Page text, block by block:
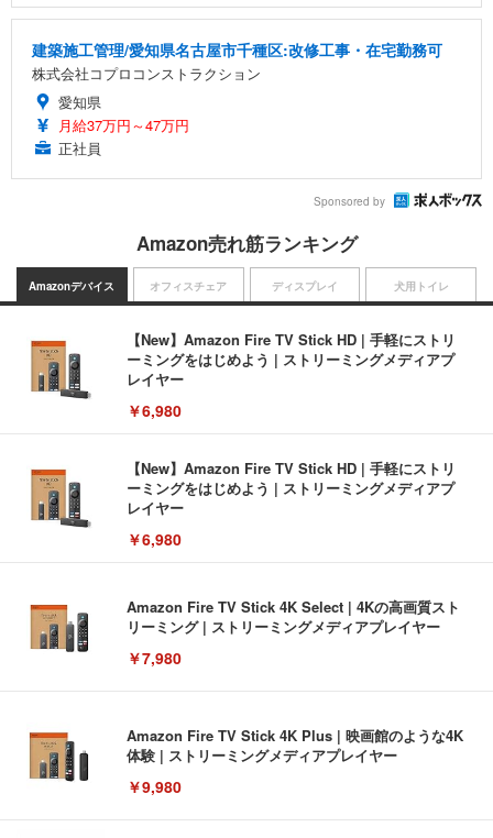
建築施工管理/愛知県名古屋市千種区:改修工事・在宅勤務可
株式会社コプロコンストラクション
愛知県
月給37万円～47万円
正社員
Sponsored by
Amazon売れ筋ランキング
Amazonデバイス
【New】Amazon Fire TV Stick HD | 手軽にストリ
ーミングをはじめよう | ストリーミングメディアプ
レイヤー
￥6,980
【New】Amazon Fire TV Stick HD | 手軽にストリ
ーミングをはじめよう | ストリーミングメディアプ
レイヤー
￥6,980
Amazon Fire TV Stick 4K Select | 4Kの高画質スト
リーミング | ストリーミングメディアプレイヤー
￥7,980
Amazon Fire TV Stick 4K Plus | 映画館のような4K
体験 | ストリーミングメディアプレイヤー
￥9,980
オフィスチェア ディスプレイ 犬用トイレ